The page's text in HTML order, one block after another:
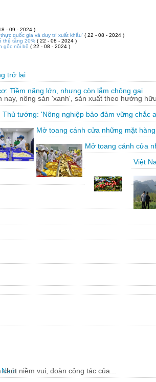
- 09 - 2024 )
quốc gia và duy trì xuất khẩu' ( 22 - 08 - 2024 )
thể tăng 20% ( 22 - 08 - 2024 )
gốc nội bộ ( 22 - 08 - 2024 )
trở lại
Tiềm năng lớn, nhưng còn lắm chông gai
nay, nông sản 'xanh', sản xuất theo hướng
Thủ tướng: 'Nông nghiệp bảo đảm vững chắc
Mở toang cánh cửa những mặt
Mở toang cánh cửa
Việt
niềm vui, đoàn công tác của...